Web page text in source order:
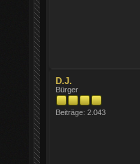
D.J.
Bürger
Beiträge: 2.043